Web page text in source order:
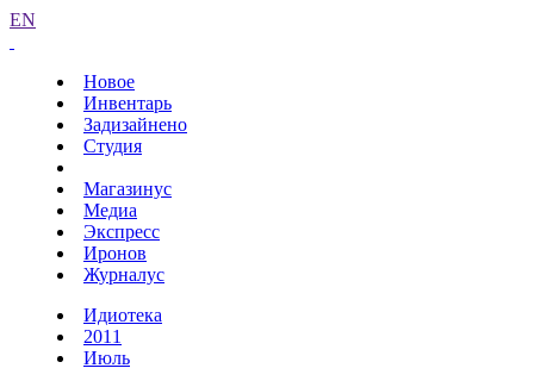
EN
Новое
Инвентарь
Задизайнено
Студия
Магазинус
Медиа
Экспресс
Иронов
Журналус
Идиотека
2011
Июль